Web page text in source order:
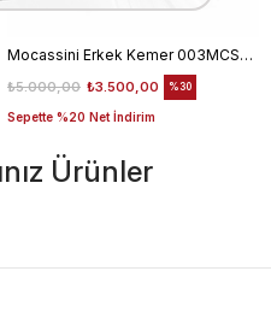
Mocassini Erkek Kemer 003MCSN B3245
₺3.500,00
₺5.000,00
Sepette %20 Net İndirim
%30
Ürünler